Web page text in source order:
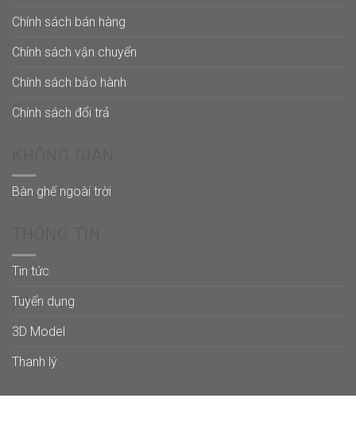
Chính sách bán hàng
Chính sách vận chuyển
Chính sách bảo hành
Chính sách đổi trả
Bàn ghế ngoài trời
Tin tức
Tuyển dụng
3D Model
Thanh lý